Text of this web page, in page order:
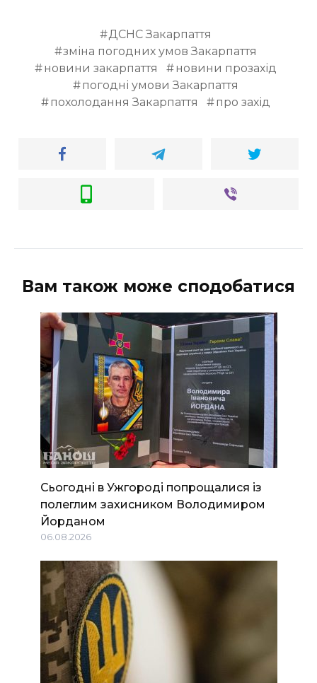
ДСНС Закарпаття
зміна погодних умов Закарпаття
новини закарпаття
новини прозахід
погодні умови Закарпаття
похолодання Закарпаття
про захід
Вам також може сподобатися
Сьогодні в Ужгороді попрощалися із
полеглим захисником Володимиром
Йорданом
06.08.2026